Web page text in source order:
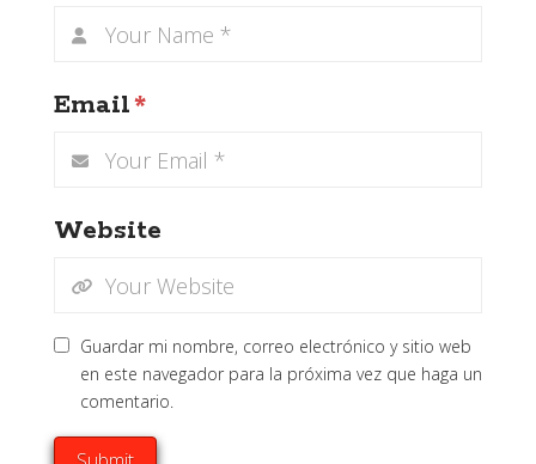
Email*
Website
Guardar mi nombre, correo electrónico y sitio web
en este navegador para la próxima vez que haga un
comentario.